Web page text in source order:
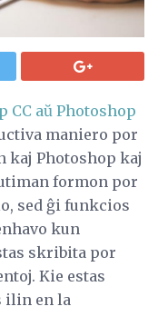
CC aŭ Photoshop
maniero por
kaj Photoshop kaj
formon por
sed ĝi funkcios
kun
skribita por
Kie estas
ilin en la